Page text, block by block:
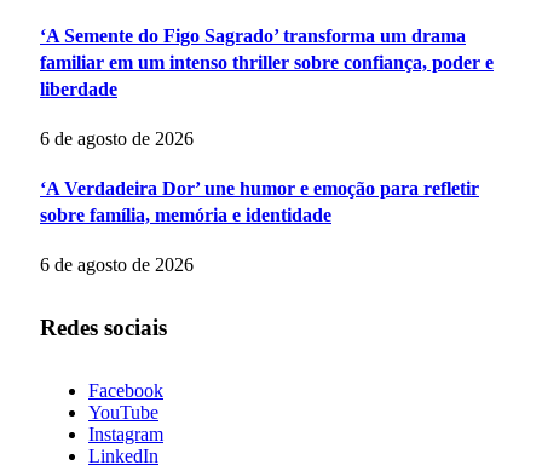
‘A Semente do Figo Sagrado’ transforma um drama
familiar em um intenso thriller sobre confiança, poder e
liberdade
6 de agosto de 2026
‘A Verdadeira Dor’ une humor e emoção para refletir
sobre família, memória e identidade
6 de agosto de 2026
Redes sociais
Facebook
YouTube
Instagram
LinkedIn